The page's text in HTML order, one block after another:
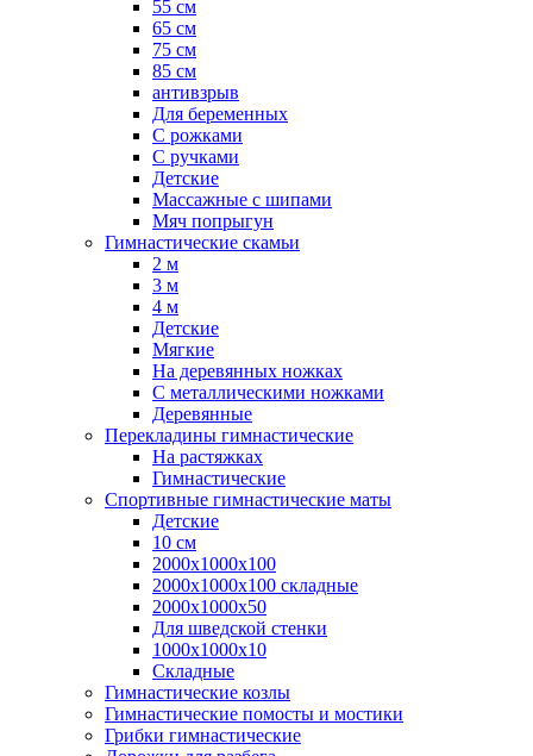
55 см
65 см
75 см
85 см
антивзрыв
Для беременных
С рожками
С ручками
Детские
Массажные с шипами
Мяч попрыгун
Гимнастические скамьи
2 м
3 м
4 м
Детские
Мягкие
На деревянных ножках
С металлическими ножками
Деревянные
Перекладины гимнастические
На растяжках
Гимнастические
Спортивные гимнастические маты
Детские
10 см
2000х1000х100
2000х1000х100 складные
2000х1000х50
Для шведской стенки
1000х1000х10
Складные
Гимнастические козлы
Гимнастические помосты и мостики
Грибки гимнастические